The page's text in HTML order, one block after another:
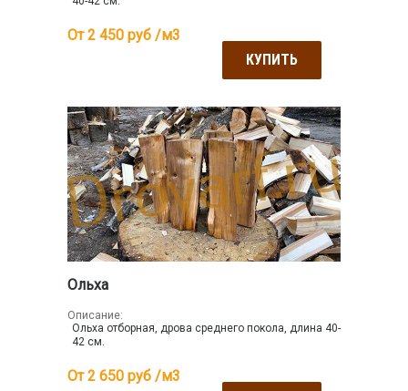
От 2 450 руб /м3
КУПИТЬ
Ольха
Описание:
Ольха отборная, дрова среднего покола, длина 40-
42 см.
От 2 650 руб /м3